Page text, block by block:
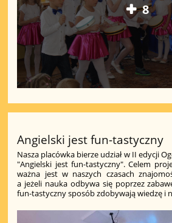
8
Angielski jest fun-tastyczny
Nasza placówka bierze udział w II edycji
"Angielski jest fun-tastyczny". Celem
ważna jest w naszych czasach
a jeżeli nauka odbywa się poprzez
fun-tastyczny sposób zdobywają wiedzę i